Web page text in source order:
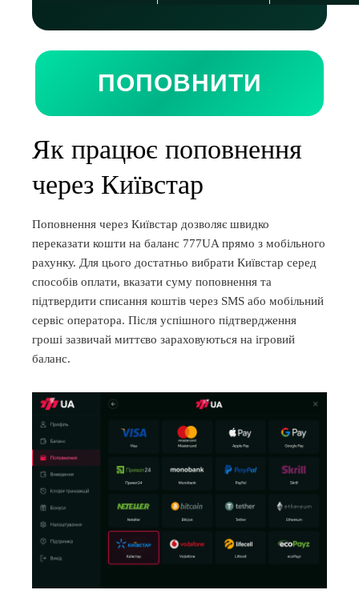
ПОПОВНИТИ
Як працює поповнення
через Київстар
Поповнення через Київстар дозволяє швидко
переказати кошти на баланс 777UA прямо з мобільного
рахунку. Для цього достатньо вибрати Київстар серед
способів оплати, вказати суму поповнення та
підтвердити списання коштів через SMS або мобільний
сервіс оператора. Після успішного підтвердження
гроші зазвичай миттєво зараховуються на ігровий
баланс.